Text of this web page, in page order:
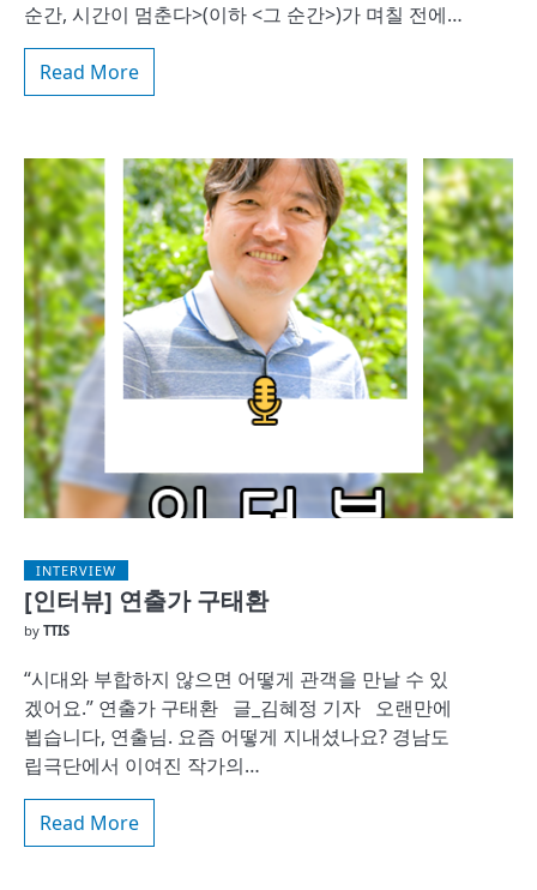
순간, 시간이 멈춘다>(이하 <그 순간>)가 며칠 전에…
Read More
INTERVIEW
[인터뷰] 연출가 구태환
by TTIS
“시대와 부합하지 않으면 어떻게 관객을 만날 수 있
겠어요.” 연출가 구태환 글_김혜정 기자 오랜만에
뵙습니다, 연출님. 요즘 어떻게 지내셨나요? 경남도
립극단에서 이여진 작가의…
Read More